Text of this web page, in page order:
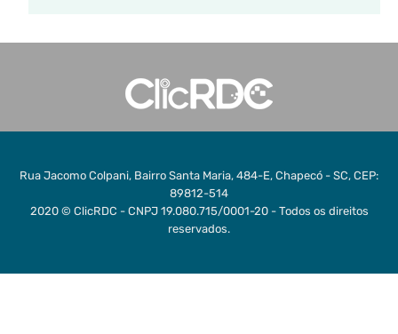
Rua Jacomo Colpani, Bairro Santa Maria, 484-E, Chapecó - SC, CEP:
89812-514
2020 © ClicRDC - CNPJ 19.080.715/0001-20 - Todos os direitos
reservados.